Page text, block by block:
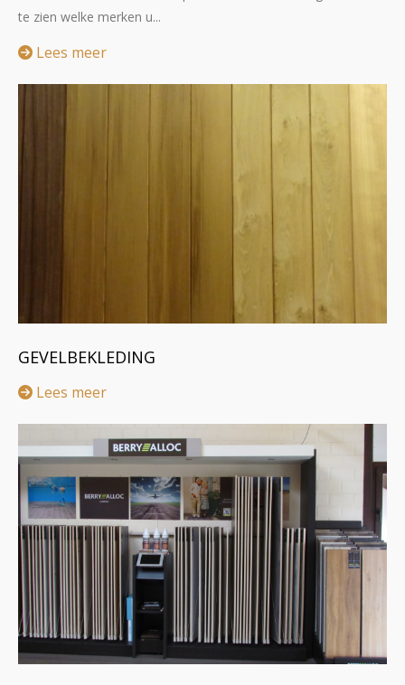
te zien welke merken u...
Lees meer
GEVELBEKLEDING
Lees meer